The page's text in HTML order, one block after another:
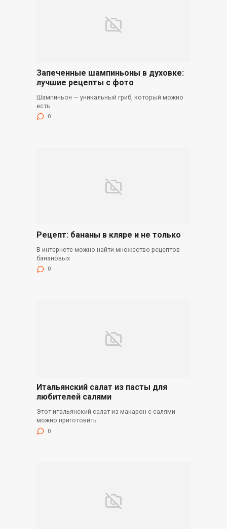
Запеченные шампиньоны в духовке:
лучшие рецепты с фото
Шампиньон — уникальный гриб, который можно
есть
0
Рецепт: бананы в кляре и не только
В интернете можно найти множество рецептов
банановых
0
Итальянский салат из пасты для
любителей салями
Этот итальянский салат из макарон с салями
можно приготовить
0